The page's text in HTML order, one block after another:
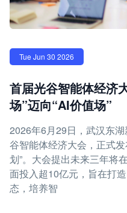
Tue Jun 30 2026
首届光谷智能体经济
场”迈向“AI价值场”
2026年6月29日，武汉东
谷智能体经济大会，正式
划”。大会提出未来三年将
面投入超10亿元，旨在打
态，培养智